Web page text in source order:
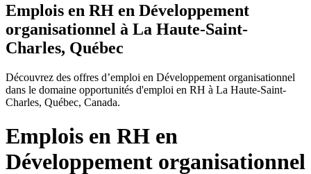
Emplois en RH en Développement
organisationnel à La Haute-Saint-
Charles, Québec
Découvrez des offres d’emploi en Développement organisationnel
dans le domaine opportunités d'emploi en RH à La Haute-Saint-
Charles, Québec, Canada.
Emplois en RH en
Développement organisationnel